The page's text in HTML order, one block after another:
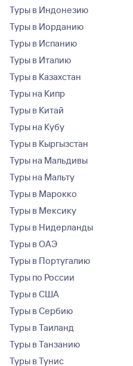
Туры в Индонезию
Туры в Иорданию
Туры в Испанию
Туры в Италию
Туры в Казахстан
Туры на Кипр
Туры в Китай
Туры на Кубу
Туры в Кыргызстан
Туры на Мальдивы
Туры на Мальту
Туры в Марокко
Туры в Мексику
Туры в Нидерланды
Туры в ОАЭ
Туры в Португалию
Туры по России
Туры в США
Туры в Сербию
Туры в Таиланд
Туры в Танзанию
Туры в Тунис